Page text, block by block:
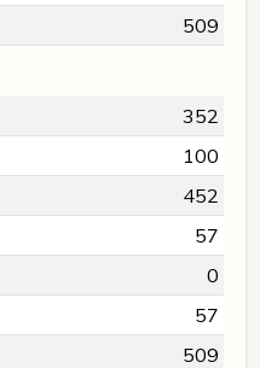
509
352
100
452
57
0
57
509